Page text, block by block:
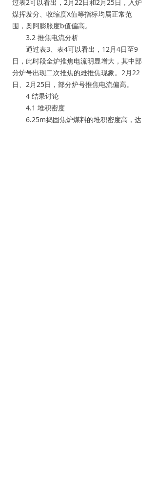
过表2可以看出，2月22日和2月25日，入炉
煤挥发分、收缩度X值等指标均属正常范
围，奥阿膨胀度b值偏高。
3.2 推焦电流分析
通过表3、表4可以看出，12月4日至9
日，此时段全炉推焦电流明显增大，其中部
分炉号出现二次推焦的难推焦现象。2月22
日、2月25日，部分炉号推焦电流偏高。
4 结果讨论
4.1 堆积密度
6.25m捣固焦炉煤料的堆积密度高，达